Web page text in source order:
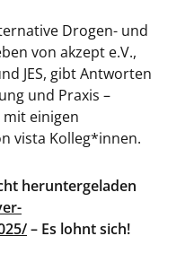
Drogen- und
von akzept e.V.,
JES, gibt Antworten
und Praxis –
einigen
vista Kolleg*innen.
heruntergeladen
– Es lohnt sich!